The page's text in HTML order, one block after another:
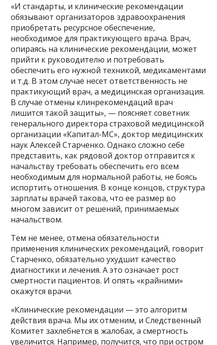
«И стандарты, и клинические рекомендации
обязывают организаторов здравоохранения
приобретать ресурсное обеспечение,
необходимое для практикующего врача. Врач,
опираясь на клинические рекомендации, может
прийти к руководителю и потребовать
обеспечить его нужной техникой, медикаментами
и т.д. В этом случае несет ответственность не
практикующий врач, а медицинская организация.
В случае отмены клинрекомендаций врач
лишится такой защиты», — поясняет советник
генерального директора страховой медицинской
организации «Капитал-МС», доктор медицинских
наук Алексей Старченко. Однако сложно себе
представить, как рядовой доктор отправится к
начальству требовать обеспечить его всем
необходимым для нормальной работы, не боясь
испортить отношения. В конце концов, структура
зарплаты врачей такова, что ее размер во
многом зависит от решений, принимаемых
начальством.
Тем не менее, отмена обязательности
применения клинических рекомендаций, говорит
Старченко, обязательно ухудшит качество
диагностики и лечения. А это означает рост
смертности пациентов. И опять «крайними»
окажутся врачи.
«Клинические рекомендации — это алгоритм
действия врача. Мы их отменим, и Следственный
Комитет захлебнется в жалобах, а смертность
увеличится. Например, получится, что при остром